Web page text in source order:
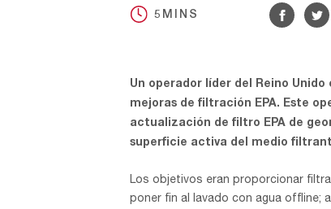
5MINS
Un operador líder del Reino
mejoras de filtración EPA. Este
actualización de filtro EPA de
superficie activa del medio
Los objetivos eran proporcionar
poner fin al lavado con agua offline;